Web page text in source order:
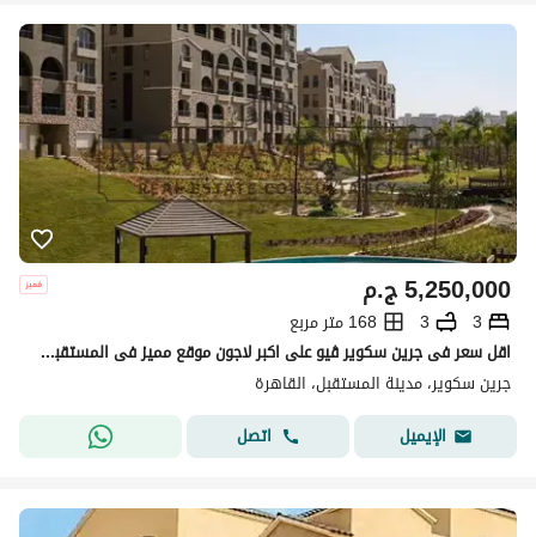
ج.م5,250,000
3
3
168 متر مربع
اقل سعر فى جرين سكوير ڤيو على اكبر لاجون موقع مميز فى المستقبل سيتى
جرين سكوير، مدينة المستقبل، القاهرة
الإيميل
اتصل